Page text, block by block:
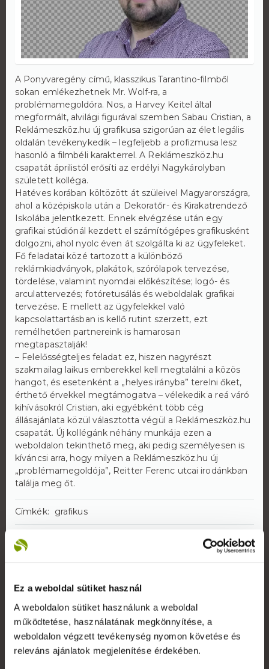
Ez a weboldal sütiket használ
A weboldalon sütiket használunk a weboldal
működtetése, használatának megkönnyítése, a
weboldalon végzett tevékenység nyomon követése és
releváns ajánlatok megjelenítése érdekében.
A Ponyvaregény című, klasszikus Tarantino-filmből
sokan emlékezhetnek Mr. Wolf-ra, a
problémamegoldóra. Nos, a Harvey Keitel által
megformált, alvilági figurával szemben Sabau Cristian, a
Reklámeszköz.hu új grafikusa szigorúan az élet legális
oldalán tevékenykedik – legfeljebb a profizmusa lesz
hasonló a filmbéli karakterrel. A Reklámeszköz.hu
csapatát áprilistól erősíti az erdélyi Nagykárolyban
született kolléga.
Hatéves korában költözött át szüleivel Magyarországra,
ahol a középiskola után a Dekoratőr- és Kirakatrendező
Iskolába jelentkezett. Ennek elvégzése után egy
grafikai stúdiónál kezdett el számítógépes grafikusként
dolgozni, ahol nyolc éven át szolgálta ki az ügyfeleket.
Fő feladatai közé tartozott a különböző
reklámkiadványok, plakátok, szórólapok tervezése,
tördelése, valamint nyomdai előkészítése; logó- és
arculattervezés; fotóretusálás és weboldalak grafikai
tervezése. E mellett az ügyfelekkel való
kapcsolattartásban is kellő rutint szerzett, ezt
remélhetően partnereink is hamarosan
megtapasztalják!
– Felelősségteljes feladat ez, hiszen nagyrészt
szakmailag laikus emberekkel kell megtalálni a közös
hangot, és esetenként a „helyes irányba” terelni őket,
érthető érvekkel megtámogatva – vélekedik a reá váró
kihívásokról Cristian, aki egyébként több cég
állásajánlata közül választotta végül a Reklámeszköz.hu
csapatát. Új kollégánk néhány munkája ezen a
weboldalon tekinthető meg, aki pedig személyesen is
kíváncsi arra, hogy milyen a Reklámeszköz.hu új
„problémamegoldója”, Reitter Ferenc utcai irodánkban
találja meg őt.
Címkék: grafikus
Rólunk
A Reklámeszköz.hu 2007-ben kifejezetten beltéri
display reklámok gyártására alakult vállalkozás. Saját